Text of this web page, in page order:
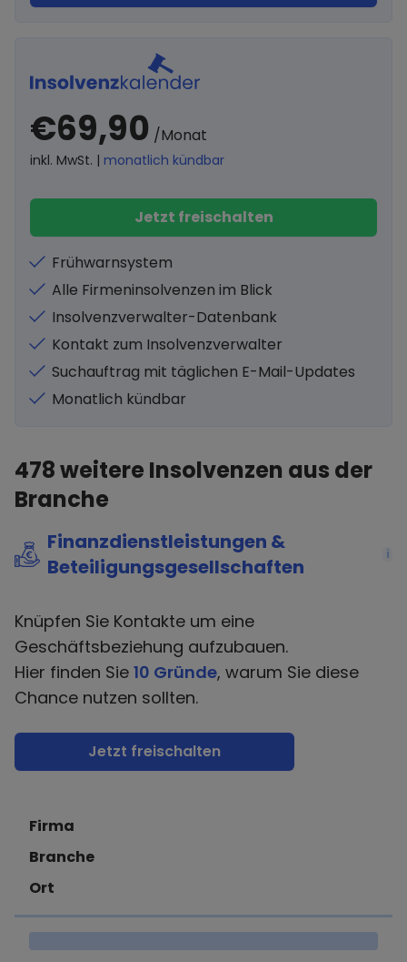
€69,90 /Monat
inkl. MwSt. | monatlich kündbar
Jetzt freischalten
Frühwarnsystem
Alle Firmeninsolvenzen im Blick
Insolvenzverwalter-Datenbank
Kontakt zum Insolvenzverwalter
Suchauftrag mit täglichen E-Mail-Updates
Monatlich kündbar
478weitere Insolvenzen aus der
Branche
Finanzdienstleistungen &
Beteiligungsgesellschaften
i
Knüpfen Sie Kontakte um eine
Geschäftsbeziehung aufzubauen.
Hier finden Sie 10 Gründe, warum Sie diese
Chance nutzen sollten.
Jetzt freischalten
Firma
Branche
Ort